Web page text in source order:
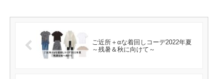
ご近所＋αな着回しコーデ2022年夏
～残暑＆秋に向けて～